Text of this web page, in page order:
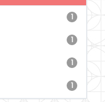
1
1
1
1